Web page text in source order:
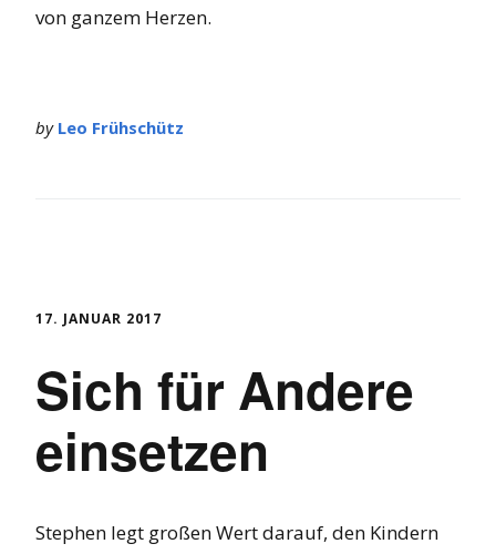
von ganzem Herzen.
by Leo Frühschütz
17. JANUAR 2017
Sich für Andere
einsetzen
Stephen legt großen Wert darauf, den Kindern